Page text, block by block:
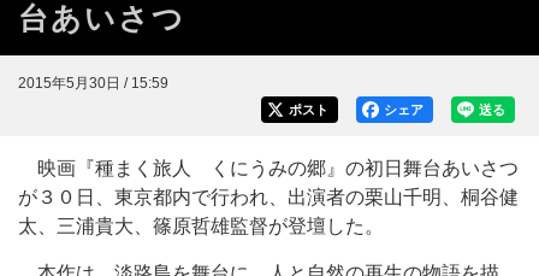
台あいさつ
2015年5月30日 / 15:59
送る
シェア
ポスト
映画『種まく旅人 くにうみの郷』の初日舞台あいさつ
が３０日、東京都内で行われ、出演者の栗山千明、桐谷健
太、三浦貴大、篠原哲雄監督が登壇した。